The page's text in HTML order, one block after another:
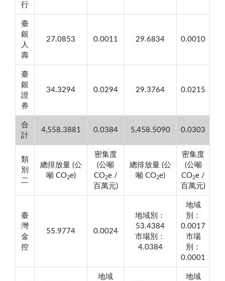
行
臺
銀
人
壽
27.0853 0.0011 29.6834 0.0010
臺
銀
證
券
34.3294 0.0294 29.3764 0.0215
合
計
4,558.3881 0.0384 5,458.5090 0.0303
類
別
二
總排放量 (公
噸 CO2e)
密集度
(公噸
CO2e /
百萬元)
總排放量 (公
噸 CO2e)
密集度
(公噸
CO2e /
百萬元)
臺
灣
金
控
55.9774 0.0024
地域別：
53.4384
市場別：
4.0384
地域
別：
0.0017
市場
別：
0.0001
地域
地域